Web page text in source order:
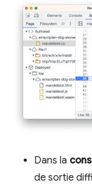
Dans la
de sortie